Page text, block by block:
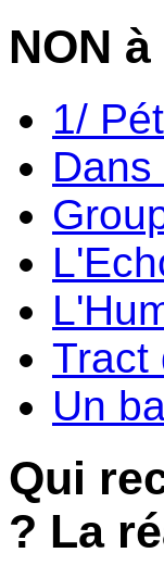
NON
1/
Tract
Un
Qui
? La